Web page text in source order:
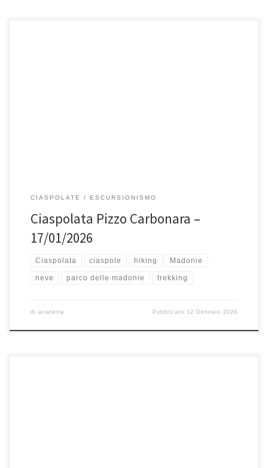
CIASPOLATE ESCURSIONISMO
Ciaspolata Pizzo Carbonara –
17/01/2026
Ciaspolata ciaspole hiking Madonie
neve parco delle madonie trekking
di ariaterra Pubblicato 12 Gennaio 2026